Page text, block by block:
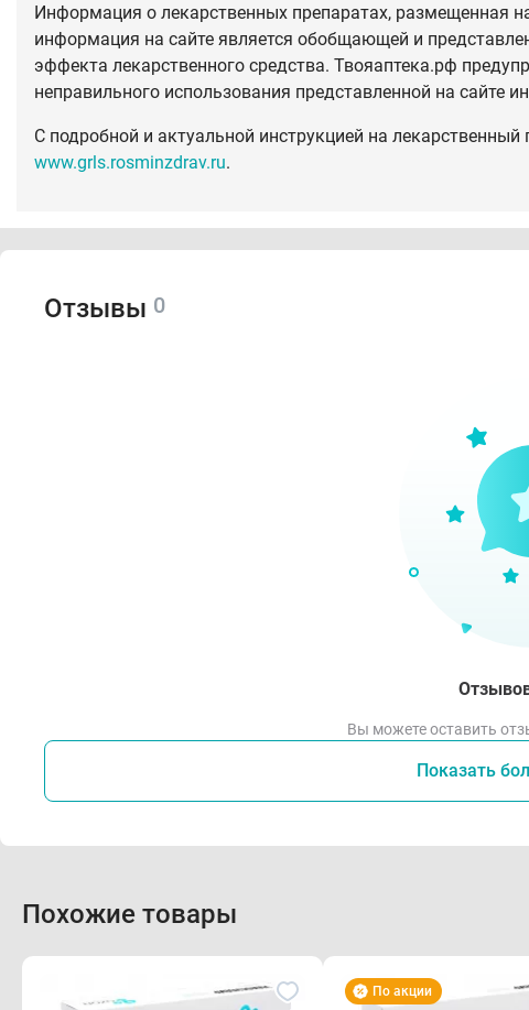
Информация о лекарственных препаратах, размещенная
информация на сайте является обобщающей и
эффекта лекарственного средства. Твояаптека.рф
неправильного использования представленной на сайте
С подробной и актуальной инструкцией на
www.grls.rosminzdrav.ru.
Отзывы 0
Вы можете оставить
Показать
Похожие товары
По акции